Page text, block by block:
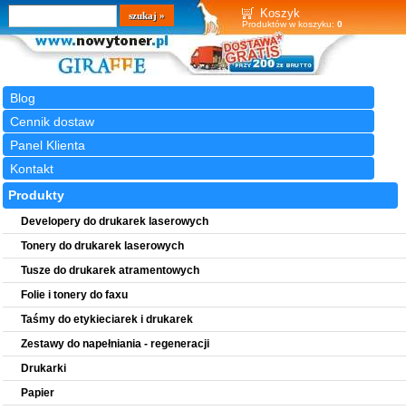
Koszyk
Produktów w koszyku: 0
Blog
Cennik dostaw
Panel Klienta
Kontakt
Wyszukiwarka
szukaj
Produkty
Developery do drukarek laserowych
Tonery do drukarek laserowych
Tusze do drukarek atramentowych
Folie i tonery do faxu
Taśmy do etykieciarek i drukarek
Zestawy do napełniania - regeneracji
Drukarki
Papier